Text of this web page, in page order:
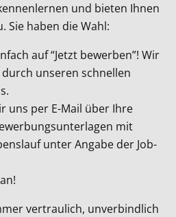
und bieten Ihnen
Sie haben die Wahl:
auf “Jetzt bewerben”! Wir
unseren schnellen
uns per E-Mail über Ihre
mit
unter Angabe der Job-
vertraulich, unverbindlich